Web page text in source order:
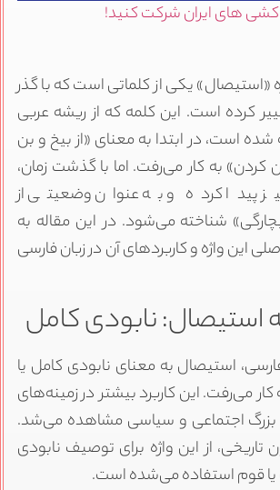
کشی های ایران شرکت کنید!
«استیصال» یکی از کلماتی است که با گذر
کرده است. این کلمه که از ریشه عربی
است، در ابتدا به معنای «از بیخ و بن
کردن» به کار می‌رفت. اما با گذشت زمان،
پیدا کرده و به عنوان وضعیتی از
شناخته می‌شود. در این مقاله به
این واژه و کاربردهای آن در زبان فارسی
استیصال: نابودی کامل
استیصال به معنای نابودی کامل یا
کار می‌رفت. این کاربرد بیشتر در زمینه‌های
بزرگ اجتماعی و سیاسی مشاهده می‌شد.
تاریخی، از این واژه برای توصیف نابودی
قوم استفاده می‌شده است.